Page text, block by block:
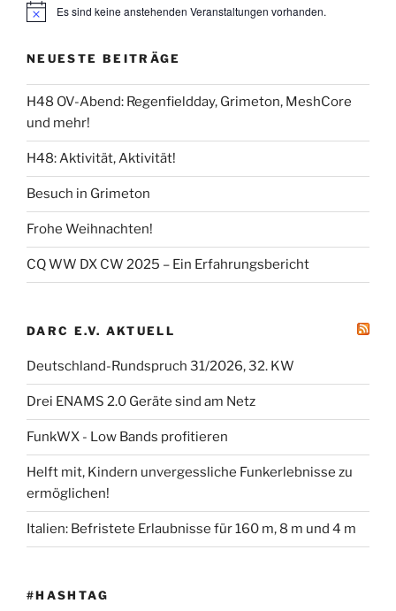
Es sind keine anstehenden Veranstaltungen vorhanden.
NEUESTE BEITRÄGE
H48 OV-Abend: Regenfieldday, Grimeton, MeshCore
und mehr!
H48: Aktivität, Aktivität!
Besuch in Grimeton
Frohe Weihnachten!
CQ WW DX CW 2025 – Ein Erfahrungsbericht
DARC E.V. AKTUELL
Deutschland-Rundspruch 31/2026, 32. KW
Drei ENAMS 2.0 Geräte sind am Netz
FunkWX - Low Bands profitieren
Helft mit, Kindern unvergessliche Funkerlebnisse zu
ermöglichen!
Italien: Befristete Erlaubnisse für 160 m, 8 m und 4 m
#HASHTAG